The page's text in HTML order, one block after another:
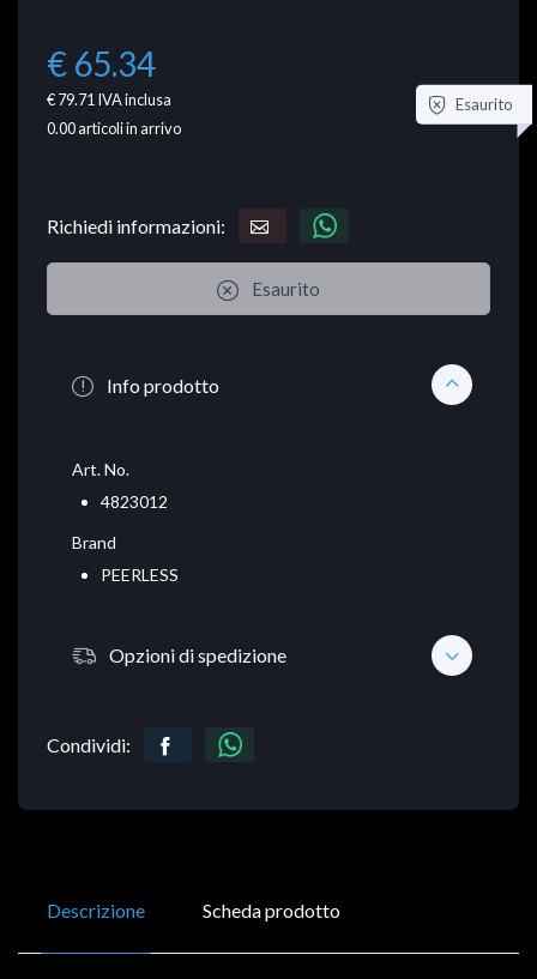
€ 65.34
€ 79.71IVA inclusa
0.00articoli in arrivo
Esaurito
Richiedi informazioni:
Esaurito
Info prodotto
Art. No.
4823012
Brand
PEERLESS
Opzioni di spedizione
Condividi:
Descrizione Scheda prodotto